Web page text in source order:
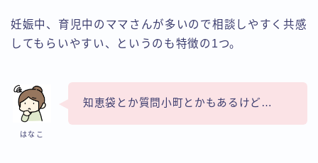
妊娠中、育児中のママさんが多いので相談しやすく共感
してもらいやすい、というのも特徴の1つ。
はなこ
知恵袋とか質問小町とかもあるけど…